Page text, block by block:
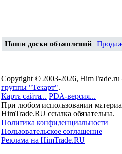
Наши доски объявлений
Copyright © 2003-2026, HimTrade.ru
группы "Текарт".
Карта сайта... PDA-версия...
При любом использовании
HimTrade.RU ссылка обязательна.
Политика конфиденциальности
Пользовательское соглашение
Реклама на HimTrade.RU